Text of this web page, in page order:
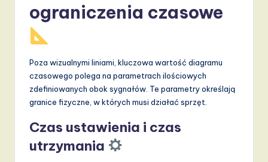
ograniczenia czasowe
Poza wizualnymi liniami, kluczowa wartość diagramu
czasowego polega na parametrach ilościowych
zdefiniowanych obok sygnałów. Te parametry określają
granice fizyczne, w których musi działać sprzęt.
Czas ustawienia i czas
utrzymania